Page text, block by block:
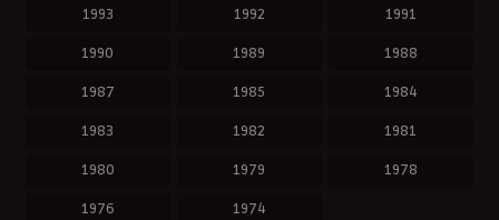
1993 1992 1991
1990 1989 1988
1987 1985 1984
1983 1982 1981
1980 1979 1978
1976 1974